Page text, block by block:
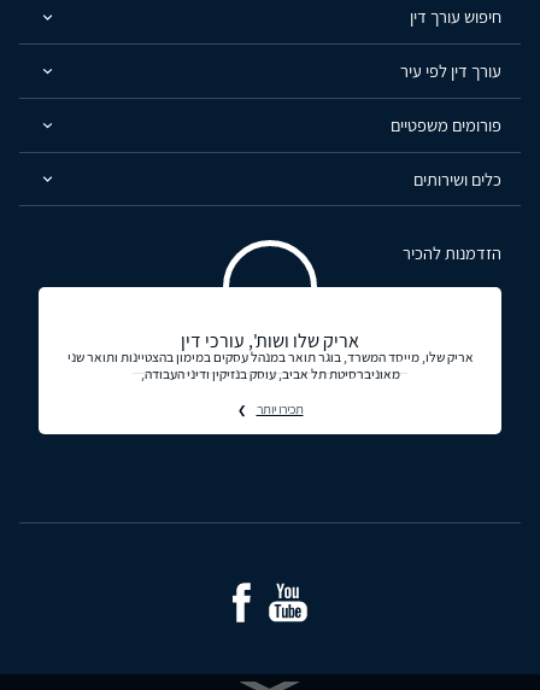
חיפוש עורך דין
עורך דין לפי עיר
פורומים משפטיים
כלים ושירותים
הזדמנות להכיר
אריק שלו ושות', עורכי דין
אריק שלו, מייסד המשרד, בוגר תואר במנהל עסקים במימון בהצטיינות ותואר שני
מאוניברסיטת תל אביב, עוסק בנזיקין ודיני העבודה,
תכירו יותר